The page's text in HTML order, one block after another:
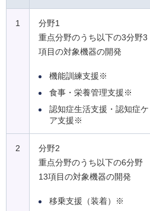
1
分野1
重点分野のうち以下の3分野3
項目の対象機器の開発
機能訓練支援※
食事・栄養管理支援※
認知症生活支援・認知症ケ
ア支援※
2
分野2
重点分野のうち以下の6分野
13項目の対象機器の開発
移乗支援（装着）※